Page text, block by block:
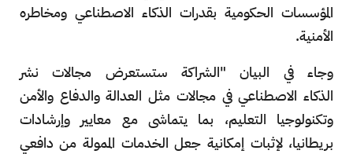
المؤسسات الحكومية بقدرات الذكاء الاصطناعي ومخاطره
الأمنية.
وجاء في البيان "الشراكة ستستعرض مجالات نشر
الذكاء الاصطناعي في مجالات مثل العدالة والدفاع والأمن
وتكنولوجيا التعليم، بما يتماشى مع معايير وإرشادات
بريطانيا، لإثبات إمكانية جعل الخدمات الممولة من دافعي